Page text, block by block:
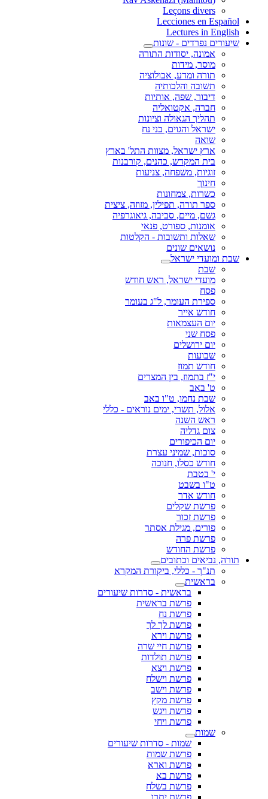
Leçons divers
Lecciones en Español
Lectures in English
שיעורים נפרדים - שונות
אמונה, יסודות התורה
מוסר, מידות
תורה ומדע, אבולוציה
תשובה והלכותיה
דיבור, שפה, אותיות
חברה, אקטואליה
תהליך הגאולה וציונות
ישראל והגוים, בני נח
שואה
ארץ ישראל, מצוות התל' בארץ
בית המקדש, כהנים, קורבנות
זוגיות, משפחה, צניעות
חינוך
כשרות, צמחונות
ספר תורה, תפילין, מזוזה, ציצית
גשם, מיים, סביבה, גיאוגרפיה
אומנות, ספורט, פנאי
שאלות ותשובות - הקלטות
נושאים שונים
שבת ומועדי ישראל
שבת
מועדי ישראל, ראש חודש
פסח
ספירת העומר, ל"ג בעומר
חודש אייר
יום העצמאות
פסח שני
יום ירושלים
שבועות
חודש תמוז
י"ז בתמוז, בין המצרים
ט' באב
שבת נחמו, ט"ו באב
אלול, תשרי, ימים נוראים - כללי
ראש השנה
צום גדליה
יום הכיפורים
סוכות, שמיני עצרת
חודש כסלו, חנוכה
י' בטבת
ט"ו בשבט
חודש אדר
פרשת שקלים
פרשת זכור
פורים, מגילת אסתר
פרשת פרה
פרשת החודש
תורה, נביאים וכתובים
תנ"ך - כללי, ביקורת המקרא
בראשית
בראשית - סדרות שיעורים
פרשת בראשית
פרשת נח
פרשת לך לך
פרשת וירא
פרשת חיי שרה
פרשת תולדות
פרשת ויצא
פרשת וישלח
פרשת וישב
פרשת מקץ
פרשת ויגש
פרשת ויחי
שמות
שמות - סדרות שיעורים
פרשת שמות
פרשת וארא
פרשת בא
פרשת בשלח